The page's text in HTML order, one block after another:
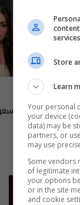
السومرية
والممثلة نغم
15:30 |
Store
Learn
Your personal
your device
data) may be
partners, or
may use
Some vendors
of legitimate
your options
or in the site
and cookie